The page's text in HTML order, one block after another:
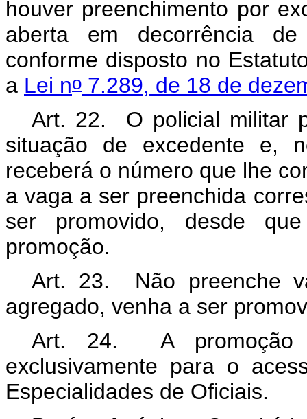
houver preenchimento por
aberta em decorrência
conforme disposto no
a Lei no 7.289, de 18 de
Art. 22. O policial militar
situação de excedente e,
receberá o número que lhe
a vaga a ser preenchida
ser promovido, desde
promoção.
Art. 23. Não preenche
agregado, venha a ser
Art. 24. A promoção
exclusivamente para o
Especialidades de Oficiais.